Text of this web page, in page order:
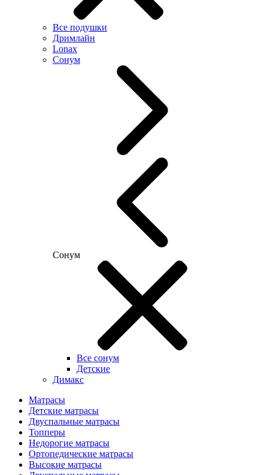
Все подушки
Дримлайн
Lonax
Сонум
Сонум
Все сонум
Детские
Димакс
Матрасы
Детские матрасы
Двуспальные матрасы
Топперы
Недорогие матрасы
Ортопедические матрасы
Высокие матрасы